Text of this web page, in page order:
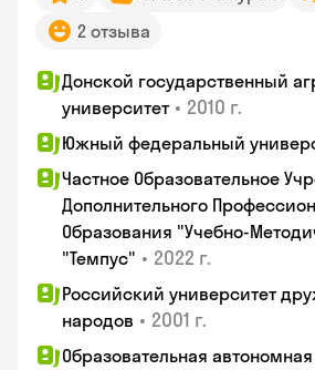
2 отзыва
Донской государственный
университет • 2010 г.
Южный федеральный
Частное Образовательное
Дополнительного
Образования "Учебно-
"Темпус" • 2022 г.
Российский университет
народов • 2001 г.
Образовательная автономная